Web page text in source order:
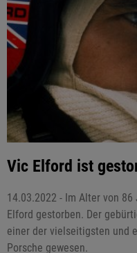
Vic Elford ist
14.03.2022 - Im Alter von
Elford gestorben. Der
einer der vielseitigsten und
Porsche gewesen.